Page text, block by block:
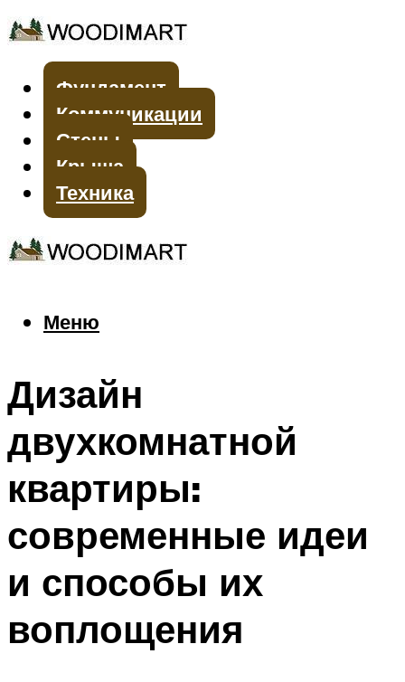
Фундамент
Коммуникации
Стены
Крыша
Техника
Меню
Меню
Дизайн
двухкомнатной
квартиры:
современные идеи
и способы их
воплощения